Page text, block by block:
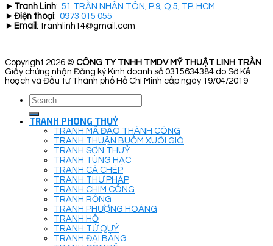
► Tranh Linh: 51 TRẦN NHÂN TÔN, P.9, Q.5, TP. HCM
► Điện thoại: 0973 015 055
► Email : tranhlinh14@gmail.com
Copyright 2026 © CÔNG TY TNHH TMDV MỸ THUẬT LINH TRẦN
Giấy chứng nhận Đăng ký Kinh doanh số 0315634384 do Sở Kế
hoạch và Đầu tư Thành phố Hồ Chí Minh cấp ngày 19/04/2019
Search
for:
TRANH PHONG THUỶ
TRANH MÃ ĐÁO THÀNH CÔNG
TRANH THUẬN BUỒM XUÔI GIÓ
TRANH SƠN THUỶ
TRANH TÙNG HẠC
TRANH CÁ CHÉP
TRANH THƯ PHÁP
TRANH CHIM CÔNG
TRANH RỒNG
TRANH PHƯỢNG HOÀNG
TRANH HỔ
TRANH TỨ QUÝ
TRANH ĐẠI BÀNG